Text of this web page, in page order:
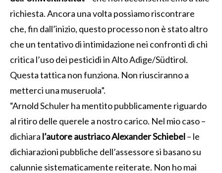
richiesta. Ancora una volta possiamo riscontrare
che, fin dall’inizio, questo processo non è stato altro
che un tentativo di intimidazione nei confronti di chi
critica l’uso dei pesticidi in Alto Adige/Südtirol.
Questa tattica non funziona. Non riusciranno a
metterci una museruola”.
“Arnold Schuler ha mentito pubblicamente riguardo
al ritiro delle querele a nostro carico. Nel mio caso –
dichiara l’autore austriaco Alexander Schiebel– le
dichiarazioni pubbliche dell’assessore si basano su
calunnie sistematicamente reiterate. Non ho mai